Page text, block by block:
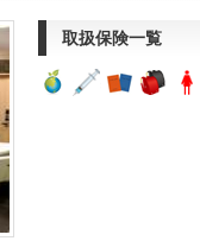
取扱保険一覧